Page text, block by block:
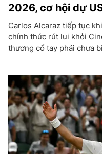
2026, cơ hội dự
Carlos Alcaraz tiếp tục
chính thức rút lui khỏi
thương cổ tay phải chưa